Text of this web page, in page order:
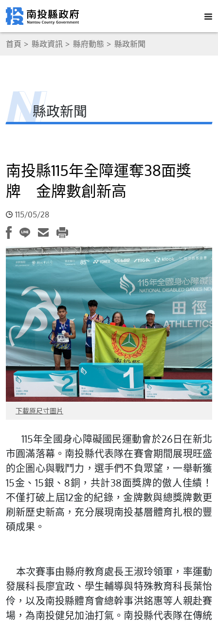
首頁 縣政資訊 縣府動態 縣政新聞
縣政新聞
南投縣115年全障運奪38面獎
牌 金牌數創新高
115/05/28
下載原尺寸圖片
115年全國身心障礙國民運動會於26日在新北
市圓滿落幕。南投縣代表隊在賽會期間展現旺盛
的企圖心與戰鬥力，選手們不負眾望，一舉斬獲
15金、15銀、8銅，共計38面獎牌的傲人佳績！
不僅打破上屆12金的紀錄，金牌數與總獎牌數更
刷新歷史新高，充分展現南投基層體育扎根的豐
碩成果。
本次賽事由縣府教育處長王淑玲領軍，率運動
發展科長廖宜政、學生輔導與特殊教育科長葉怡
伶，以及南投縣體育會總幹事洪銘惠等人親赴賽
場，為南投健兒加油打氣。南投縣代表隊在傳統